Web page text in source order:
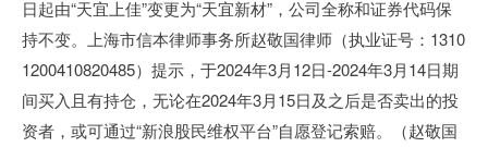
日起由“天宜上佳”变更为“天宜新材”，公司全称和证券代码保
持不变。上海市信本律师事务所赵敬国律师（执业证号：1310
1200410820485）提示，于2024年3月12日-2024年3月14日期
间买入且有持仓，无论在2024年3月15日及之后是否卖出的投
资者，或可通过“新浪股民维权平台”自愿登记索赔。（赵敬国